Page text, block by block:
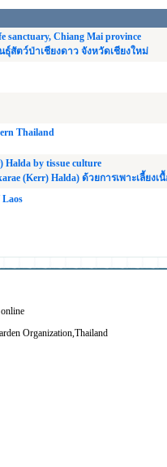
sanctuary, Chiang Mai province
สัตว์ป่าเชียงดาว จังหวัดเชียงใหม่
Thailand
Halda by tissue culture
(Kerr) Halda) ด้วยการเพาะเลี้ยงเนื้
Laos
Organization,Thailand